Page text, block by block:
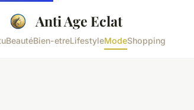
Anti Age Eclat
BeautéBien-etreLifestyleModeShopping